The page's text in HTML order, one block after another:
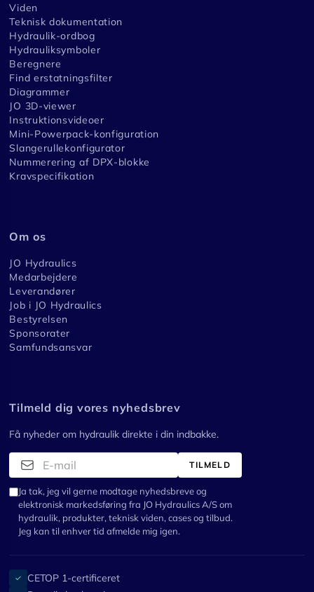
Viden
Teknisk dokumentation
Hydraulik-ordbog
Hydrauliksymboler
Beregnere
Find erstatningsfilter
Diagrammer
JO 3D-viewer
Instruktionsvideoer
Mini-Powerpack-konfiguration
Slangerullekonfigurator
Nummerering af DPX-blokke
Kravspecifikation
Om os
JO Hydraulics
Medarbejdere
Leverandører
Job i JO Hydraulics
Bestyrelsen
Sponsorater
Samfundsansvar
Tilmeld dig vores nyhedsbrev
Få nyheder om hydraulik direkte i din indbakke.
TILMELD
Ja tak, jeg vil gerne modtage nyhedsbreve og
elektronisk markedsføring fra JO Hydraulics A/S om
hydraulik, produkter, teknisk viden, cases og tilbud.
Jeg kan til enhver tid afmelde mig igen.
✓ CETOP 1-certificeret